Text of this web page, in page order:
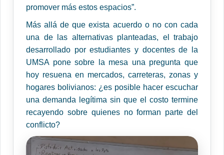
promover más estos espacios”.
Más allá de que exista acuerdo o no con cada
una de las alternativas planteadas, el trabajo
desarrollado por estudiantes y docentes de la
UMSA pone sobre la mesa una pregunta que
hoy resuena en mercados, carreteras, zonas y
hogares bolivianos: ¿es posible hacer escuchar
una demanda legítima sin que el costo termine
recayendo sobre quienes no forman parte del
conflicto?